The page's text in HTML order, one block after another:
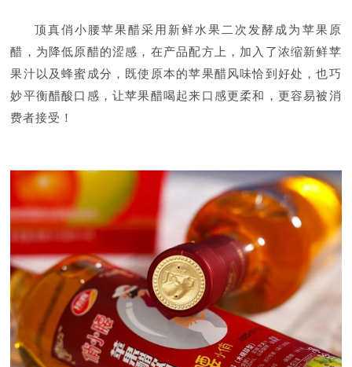
顶真俏小腰苹果醋采用新鲜水果二次发酵成为苹果原
醋，为降低原醋的涩感，在产品配方上，加入了浓缩新鲜苹
果汁以及蜂蜜成分，既使原本的苹果醋风味恰到好处，也巧
妙平衡醋酸口感，让苹果醋喝起来口感更柔和，更容易被消
费者接受！